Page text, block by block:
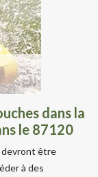
dans la
le 87120
devront être
à des